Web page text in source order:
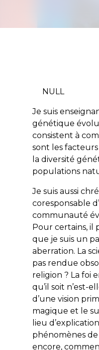
NULL
Je suis
génétique
consistent à
sont les
la diversité
populations
Je suis aussi
coresponsable
communauté
Pour certains, il
que je suis un
aberration. La
pas rendue
religion ? La foi
qu’il soit n’est-
d’une vision
magique et le
lieu
phénomènes
encore,